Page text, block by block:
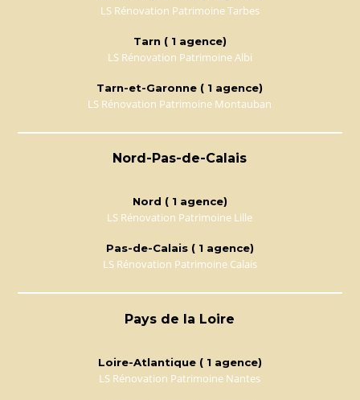
LS Rénovation Patrimoine Tarbes
Tarn ( 1 agence)
LS Rénovation Patrimoine Albi
Tarn-et-Garonne ( 1 agence)
LS Rénovation Patrimoine Montauban
Nord-Pas-de-Calais
Nord ( 1 agence)
LS Rénovation Patrimoine Lille
Pas-de-Calais ( 1 agence)
LS Rénovation Patrimoine Calais
Pays de la Loire
Loire-Atlantique ( 1 agence)
LS Rénovation Patrimoine Nantes